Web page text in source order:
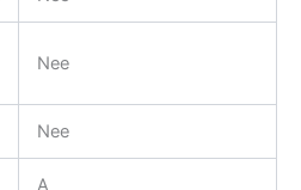
Nee
Nee
A